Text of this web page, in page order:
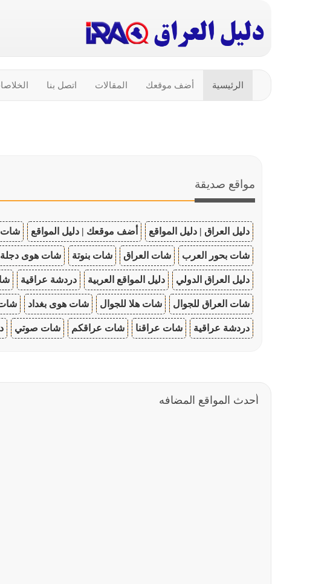
الرئيسية أضف موقعك المقالات اتصل بنا
مواقع صديقة
دليل العراق | دليل المواقع أضف موقعك | دليل المواقع شات
شات بحور العرب شات العراق شات بنوتة شات هوى دجلة
دليل العراق الدولي دليل المواقع العربية دردشة عراقية
شات العراق للجوال شات هلا للجوال شات هوى بغداد شات
دردشة عراقية شات عراقنا شات عراقكم شات صوتي
أحدث المواقع المضافه